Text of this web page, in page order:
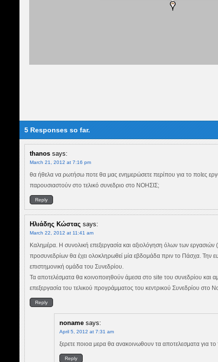
5 Responses so far.
thanos says:
March 21, 2012 at 7:16 pm
θα ήθελα να ρωτήσω ποτε θα μας ενημερώσετε περίπου για το ποΙες
παρουσιαστούν στο τελικό συνεδριο στο ΝΟΗΣΙΣ;
Reply
Ηλιάδης Κώστας says:
March 22, 2012 at 11:41 am
Καλημέρα. Η συνολική επεξεργασία και αξιολόγηση όλων των
προσυνεδρίων θα έχει ολοκληρωθεί μία εβδομάδα πριν το Πάσχα. Την
επιστημονική ομάδα του Συνεδρίου.
Τα αποτελέσματα θα κοινοποιηθούν άμεσα στο site του συνεδρίου και
επεξεργασία του τελικού προγράμματος του κεντρικού Συνεδρίου στο
Reply
noname says:
April 5, 2012 at 7:31 am
ξερετε ποιοα μερα θα ανακοινωθουν τα αποτελεσματα για το
Reply